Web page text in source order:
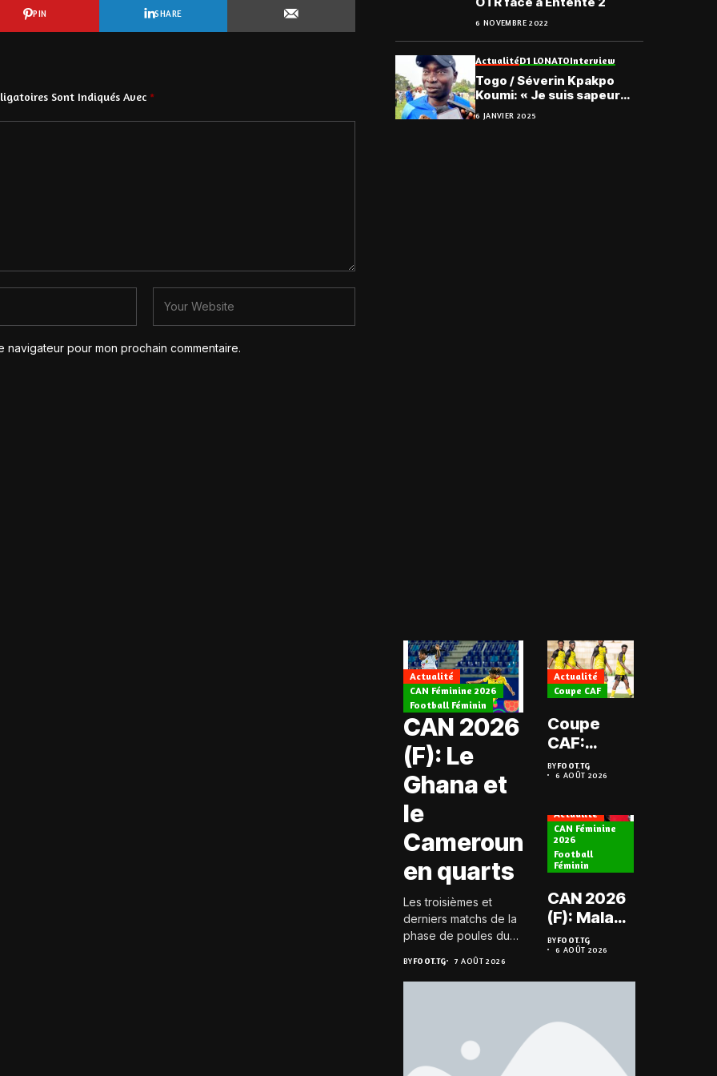
PIN SHARE
Sont Indiqués Avec *
navigateur pour mon prochain commentaire.
6 NOVEMBRE 2022
ActualitéD1 LONATOInterview
Togo / Séverin Kpakpo
Koumi: « Je suis sapeur
pompier à l’Etoile Filante…
»
6 JANVIER 2025
Actualité
CAN Féminine 2026
Football Féminin
CAN 2026
(F): Le
Ghana et
le
Cameroun
en quarts
Les troisièmes et
derniers matchs de la
phase de poules du
féminine 2026 se sont
joués le 6 août 2026 à
BYFOOT.TG 7 AOÛT 2026
Actualité
Coupe CAF
Coupe
CAF:
L’ASKO du
Togo face
du Niger
BYFOOT.TG
6 AOÛT 2026
Actualité
CAN Féminine
2026
Football
Féminin
CAN 2026
(F): Malawi
historique,
le Nigeria
BYFOOT.TG
6 AOÛT 2026